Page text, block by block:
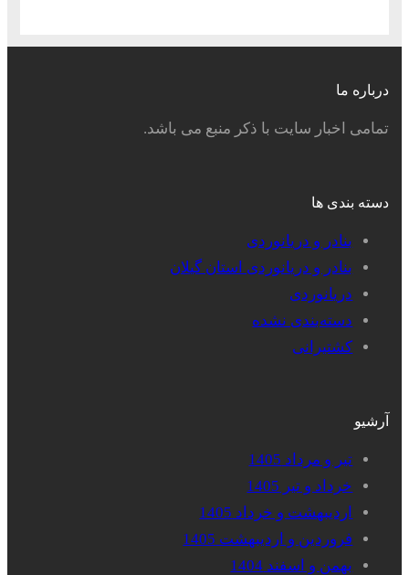
درباره ما
تمامی اخبار سایت با ذکر منبع می باشد.
دسته بندی ها
بنادر و دریانوردی
بنادر و دریانوردی استان گیلان
دریانوردی
دسته‌بندی نشده
کشتیرانی
آرشیو
تیر و مرداد 1405
خرداد و تیر 1405
اردیبهشت و خرداد 1405
فروردین و اردیبهشت 1405
بهمن و اسفند 1404